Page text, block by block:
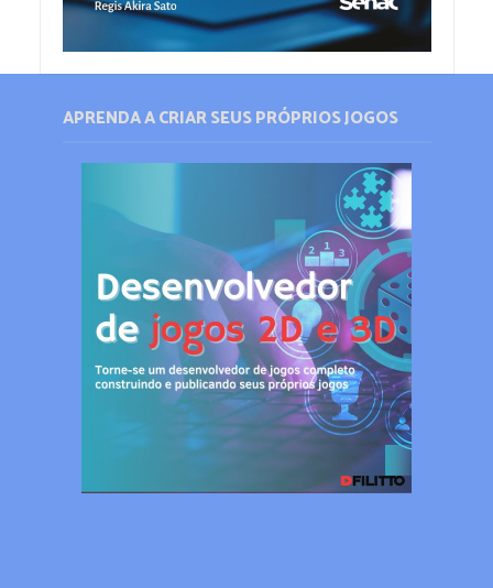
APRENDA A CRIAR SEUS PRÓPRIOS JOGOS